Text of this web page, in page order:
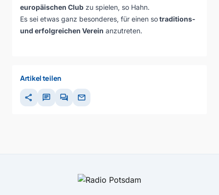
europäischen Club zu spielen, so Hahn.
Es sei etwas ganz besonderes, für einen sotraditions-
und erfolgreichen Verein anzutreten.
Artikel teilen
share chat forum mail